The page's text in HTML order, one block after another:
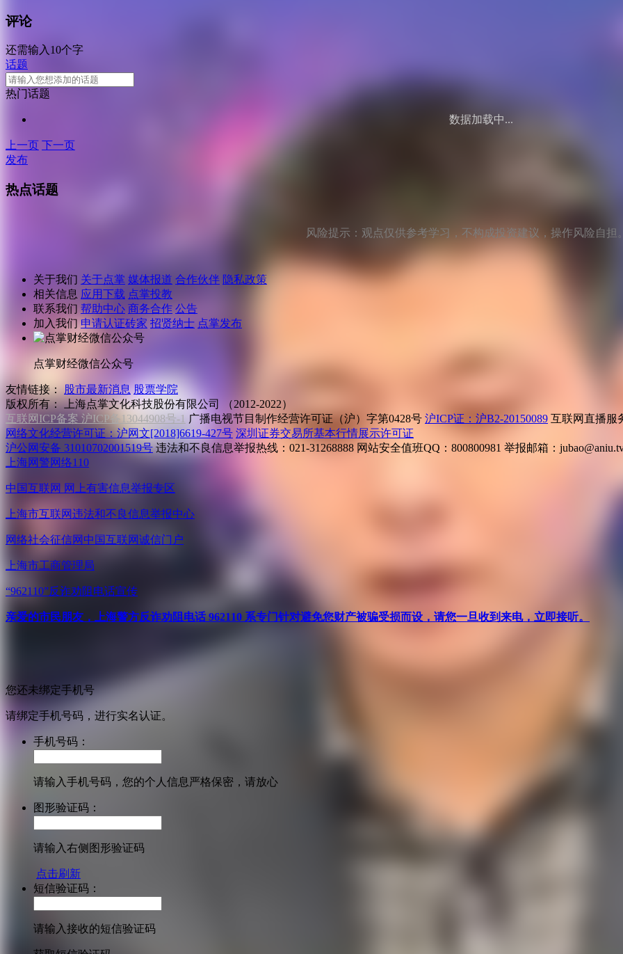
评论
还需输入10个字
话题
热门话题
数据加载中...
上一页 下一页
发布
热点话题
风险提示：观点仅供参考学习，不构成投资建议，操作风险自担
关于我们 关于点掌 媒体报道 合作伙伴 隐私政策
相关信息 应用下载 点掌投教
联系我们 帮助中心 商务合作 公告
加入我们 申请认证砖家 招贤纳士 点掌发布
点掌财经微信公众号
友情链接： 股市最新消息 股票学院
版权所有： 上海点掌文化科技股份有限公司 （2012-2022）
互联网ICP备案 沪ICP备13044908号-1 广播电视节目制作经营许可证（沪）字第0428号 沪ICP证：沪B2-20150089 互联网直播服
网络文化经营许可证：沪网文[2018]6619-427号 深圳证券交易所基本行情展示许可证
沪公网安备 31010702001519号 违法和不良信息举报热线：021-31268888 网站安全值班QQ：800800981 举报邮箱：
上海网警网络110
中国互联网 网上有害信息举报专区
上海市互联网违法和不良信息举报中心
网络社会征信网 中国互联网诚信门户
上海市工商管理局
“962110”反诈劝阻电话宣传
亲爱的市民朋友，上海警方反诈劝阻电话 962110 系专门针对避免您财产被骗受损而设，请您一旦收到来电，立即接听。
您还未绑定手机号
请绑定手机号码，进行实名认证。
手机号码：
请输入手机号码，您的个人信息严格保密，请放心
图形验证码：
请输入右侧图形验证码
点击刷新
短信验证码：
请输入接收的短信验证码